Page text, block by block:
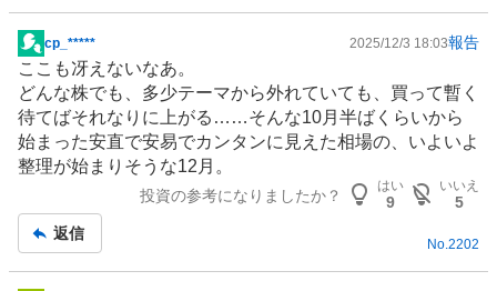
掲
示
板
記
事
cp_***** 2025/12/3 18:03報告
ここも冴えないなあ。
どんな株でも、多少テーマから外れていても、買って暫く
待てばそれなりに上がる……そんな10月半ばくらいから
始まった安直で安易でカンタンに見えた相場の、いよいよ
整理が始まりそうな12月。
投資の参考になりましたか？
はい
9
いいえ
5
返信
No.2202